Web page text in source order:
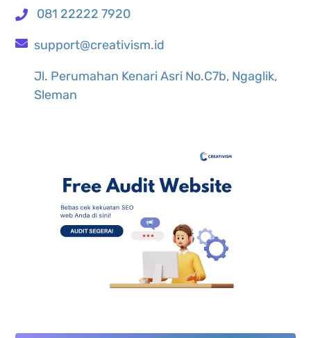
081 22222 7920
support@creativism.id
Jl. Perumahan Kenari Asri No.C7b, Ngaglik,
Sleman